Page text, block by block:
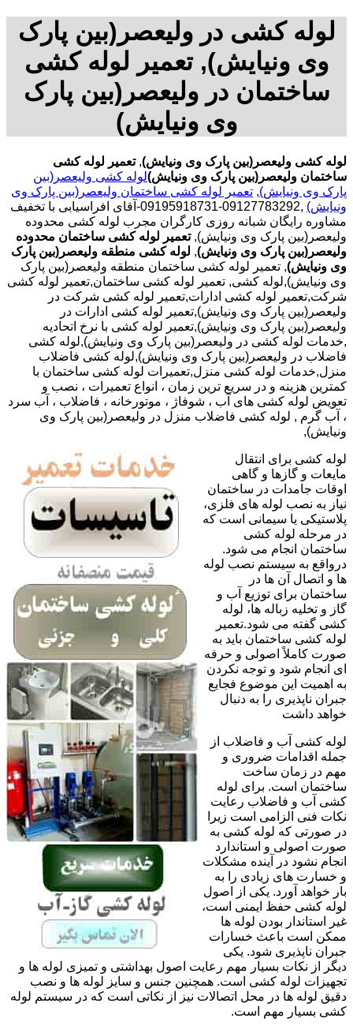
لوله کشی در ولیعصر(بین پارک
وی ونیایش), تعمیر لوله کشی
ساختمان در ولیعصر(بین پارک
وی ونیایش)
لوله کشی ولیعصر(بین پارک وی ونیایش),تعمیر لوله کشی
ساختمان ولیعصر(بین پارک وی ونیایش)لوله کشی ولیعصر(بین
پارک وی ونیایش), تعمیر لوله کشی ساختمان ولیعصر(بین پارک وی
ونیایش)
,09127783292-09195918731-آقای افراسیابی با تخفیف
مشاوره رایگان شبانه روزی کارگران مجرب لوله کشی محدوده
ولیعصر(بین پارک وی ونیایش),تعمیر لوله کشی ساختمان محدوده
ولیعصر(بین پارک وی ونیایش), لوله کشی منطقه ولیعصر(بین پارک
وی ونیایش), تعمیر لوله کشی ساختمان منطقه ولیعصر(بین پارک
وی ونیایش),لوله کشی, تعمیر لوله کشی ساختمان,تعمیر لوله کشی
شرکت,تعمیر لوله کشی ادارات,تعمیر لوله کشی شرکت در
ولیعصر(بین پارک وی ونیایش),تعمیر لوله کشی ادارات در
ولیعصر(بین پارک وی ونیایش),تعمیر لوله کشی با نرخ اتحادیه
,خدمات لوله کشی در ولیعصر(بین پارک وی ونیایش),لوله کشی
فاضلاب در ولیعصر(بین پارک وی ونیایش),لوله کشی فاضلاب
منزل,خدمات لوله کشی منزل,تعمیرات لوله کشی ساختمان با
کمترین هزینه و در سریع ترین زمان ، انواع تعمیرات ، نصب و
تعویض لوله کشی های آب ، شوفاژ ، موتورخانه ، فاضلاب ، آب سرد
، آب گرم , لوله کشی فاضلاب منزل در ولیعصر(بین پارک وی
ونیایش),
لوله کشی برای انتقال
مایعات و گازها و گاهی
اوقات جامدات در ساختمان
نیاز به نصب لوله های فلزی،
پلاستیکی یا سیمانی است که
در مرحله لوله کشی
ساختمان انجام می شود.
درواقع به سیستم نصب لوله
ها و اتصال آن ها در
ساختمان برای توزیع آب و
گاز و تخلیه زباله ها، لوله
کشی گفته می شود.تعمیر
لوله کشی ساختمان باید به
صورت کاملاً اصولی و حرفه
ای انجام شود و توجه نکردن
به اهمیت این موضوع فجایع
جبران ناپذیری را به دنبال
خواهد داشت
لوله کشی آب و فاضلاب از
جمله اقدامات ضروری و
مهم در زمان ساخت
ساختمان است. برای لوله
کشی آب و فاضلاب رعایت
نکات فنی الزامی است زیرا
در صورتی که لوله کشی به
صورت اصولی و استاندارد
انجام نشود در آینده مشکلات
و خسارت های زیادی را به
بار خواهد آورد. یکی از اصول
لوله کشی حفظ ایمنی است،
غیر استاندار بودن لوله ها
ممکن است باعث خسارات
جبران ناپذیری شود. یکی
دیگر از نکات بسیار مهم رعایت اصول بهداشتی و تمیزی لوله ها و
تجهیزات لوله کشی است. همچنین جنس و سایز لوله ها و نصب
دقیق لوله ها در محل اتصالات نیز از نکاتی است که در سیستم لوله
کشی بسیار مهم است.